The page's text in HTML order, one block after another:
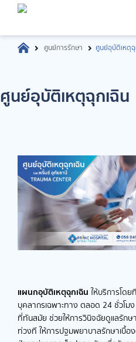
ศูนย์การรักษา ศูนย์อุบัติเหตุ
ศูนย์อุบัติเหตุฉุกเฉิน
แผนกอุบัติเหตุฉุกเฉินให้บริการโดย
บุคลากรเฉพาะทาง ตลอด 24 ชั่วโม
ที่ทันสมัย ช่วยให้การวินิจฉัยดูแลรักษ
ท่วงที ให้การปฐมพยาบาลรักษาเบื้